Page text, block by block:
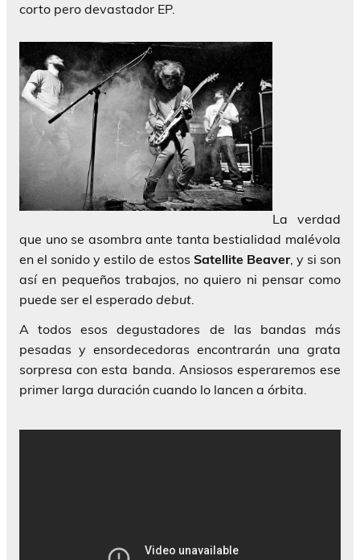
corto pero devastador EP.
La verdad
que uno se asombra ante tanta bestialidad malévola
en el sonido y estilo de estos Satellite Beaver, y si son
así en pequeños trabajos, no quiero ni pensar como
puede ser el esperado debut.
A todos esos degustadores de las bandas más
pesadas y ensordecedoras encontrarán una grata
sorpresa con esta banda. Ansiosos esperaremos ese
primer larga duración cuando lo lancen a órbita.